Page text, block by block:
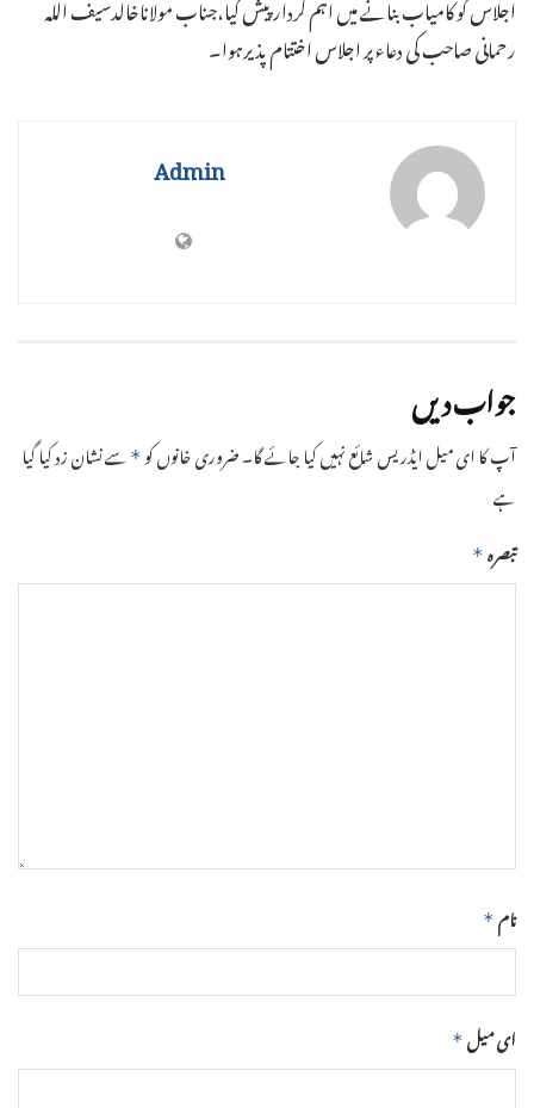
رحمانی صاحب کی دعاء پر اجلاس اختتام پذیرہوا۔
Admin
جواب دیں
آپ کا ای میل ایڈریس شائع نہیں کیا جائے گا۔ضروری خانوں کو * سے نشان زد کیا گیا
ہے
تبصرہ *
نام *
ای میل *